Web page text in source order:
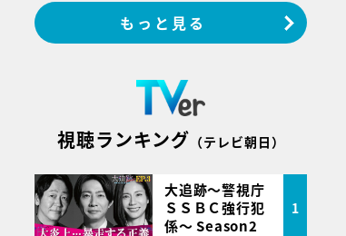
もっと見る
視聴ランキング （テレビ朝日）
大追跡～警視庁
ＳＳＢＣ強行犯
係～ Season2
1